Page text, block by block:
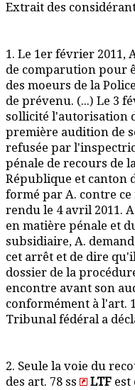
Extrait des
1. Le 1er février 2011,
de comparution pour
des moeurs de la
de prévenu. (...) Le 3
sollicité l'autorisation
première audition de
refusée par
pénale de recours de
République et canton
formé par A. contre
rendu le 4 avril 2011.
en matière pénale et
subsidiaire, A.
cet arrêt et de dire
dossier de la
encontre avant son
conformément à l'art.
Tribunal fédéral a
2. Seule la voie du
des art. 78 ss
LTF est